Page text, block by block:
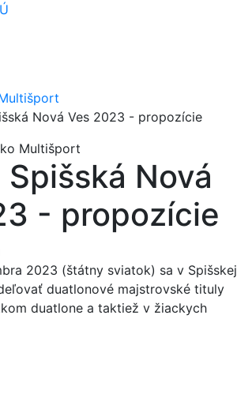
Nová Ves 2023 - propozície
Multišport
Nová
- propozície
2023 (štátny sviatok) sa v Spišskej
duatlonové majstrovské tituly
duatlone a taktiež v žiackych